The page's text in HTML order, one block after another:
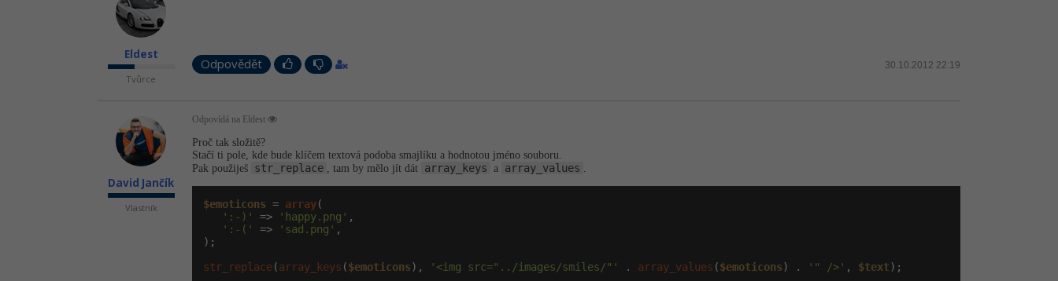
Eldest
Tvůrce
Odpovědět 30.10.2012 22:19
David Jančík
Vlastník
Odpovídá na Eldest
Proč tak složitě?
Stačí ti pole, kde bude klíčem textová podoba smajlíku a hodnotou jméno souboru.
Pak použiješ str_replace , tam by mělo jít dát array_keys a array_values .
$emoticons = array(
':-)'
=> 'happy.png' ,
':-('
=> 'sad.png' ,
);
str_replace(array_keys ($emoticons), '<img src="../images/smiles/"' . array_values ($emoticons) . '" />' , $text);